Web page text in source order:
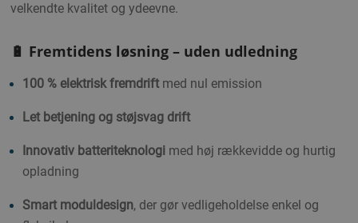
velkendte kvalitet og ydeevne.
🔋 Fremtidens løsning – uden udledning
100 % elektrisk fremdriftmed nul emission
Let betjening og støjsvag drift
Innovativ batteriteknologi med høj rækkevidde og hurtig
opladning
Smart moduldesign, der gør vedligeholdelse enkel og